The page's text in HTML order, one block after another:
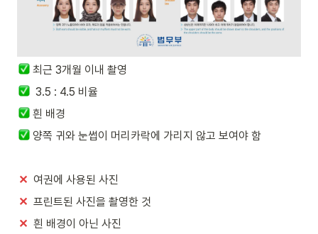
최근 3개월 이내 촬영
  3.5 : 4.5 비율
흰 배경
양쪽 귀와 눈썹이 머리카락에 가리지 않고 보여야 함
✕ 여권에 사용된 사진
✕ 프린트된 사진을 촬영한 것
✕ 흰 배경이 아닌 사진